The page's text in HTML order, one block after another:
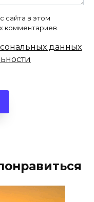
сайта в этом
комментариев.
данных